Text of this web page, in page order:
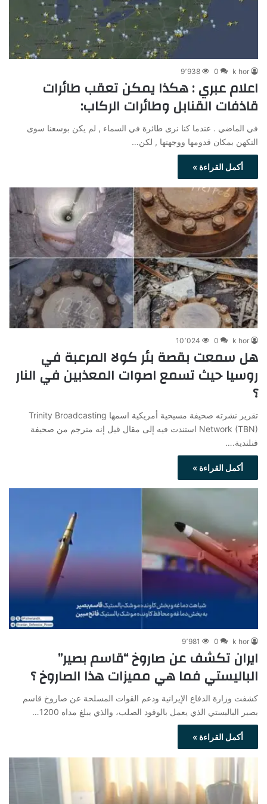
k hor
0 9٬938
اعلام عبري : هكذا يمكن تعقب طائرات
قاذفات القنابل وطائرات الركاب:
في الماضي . عندما كنا نرى طائرة في السماء , لم يكن بوسعنا سوى
التكهن بمكان قدومها ووجهتها , لكن…
أكمل القراءة »
k hor
0 10٬024
هل سمعت بقصة بئر كولا المرعبة في
روسيا حيث تسمع اصوات المعذبين في النار
؟
تقرير نشرته صحيفة مسيحية أمريكية اسمها Trinity Broadcasting
Network (TBN) استندت فيه إلى مقال قيل إنه مترجم من صحيفة
فنلندية.…
أكمل القراءة »
k hor
0 9٬981
ايران تكشف عن صاروخ “قاسم بصير”
الباليستي فما هي مميزات هذا الصاروخ ؟
كشفت وزارة الدفاع الإيرانية ودعم القوات المسلحة عن صاروخ قاسم
بصير الباليستي الذي يعمل بالوقود الصلب، والذي يبلغ مداه 1200…
أكمل القراءة »